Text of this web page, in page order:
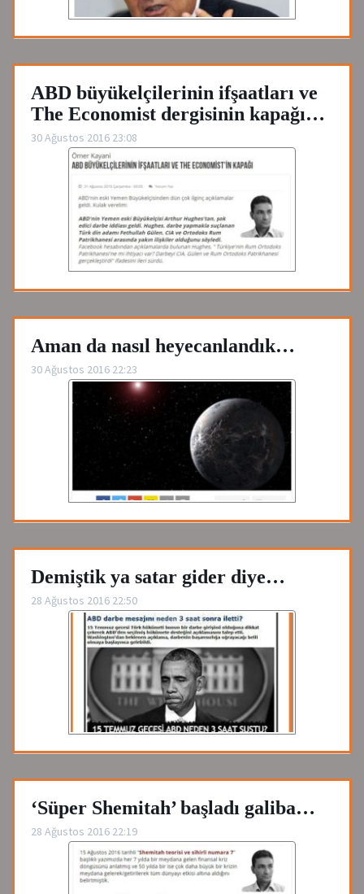
ABD büyükelçilerinin ifşaatları ve
The Economist dergisinin kapağı…
30 Ağustos 2016 23:08
Aman da nasıl heyecanlandık…
30 Ağustos 2016 22:23
Demiştik ya satar gider diye…
28 Ağustos 2016 22:50
‘Süper Shemitah’ başladı galiba…
28 Ağustos 2016 22:19